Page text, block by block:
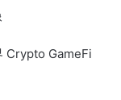
Crypto GameFi